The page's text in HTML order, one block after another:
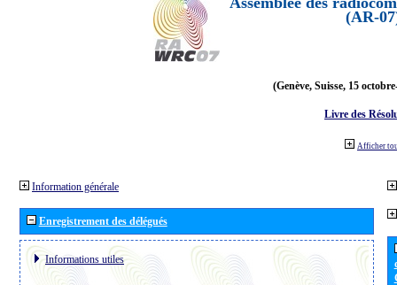
(AR-
(Genève, Suisse, 15
Livre des
Afficher
Information générale
Enregistrement des délégués
Informations utiles